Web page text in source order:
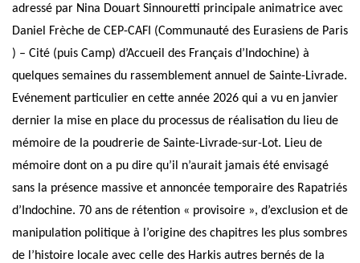
adressé par Nina Douart Sinnouretti principale animatrice avec
Daniel Frèche de CEP-CAFI (Communauté des Eurasiens de Paris
) – Cité (puis Camp) d’Accueil des Français d’Indochine) à
quelques semaines du rassemblement annuel de Sainte-Livrade.
Evénement particulier en cette année 2026 qui a vu en janvier
dernier la mise en place du processus de réalisation du lieu de
mémoire de la poudrerie de Sainte-Livrade-sur-Lot. Lieu de
mémoire dont on a pu dire qu’il n’aurait jamais été envisagé
sans la présence massive et annoncée temporaire des Rapatriés
d’Indochine. 70 ans de rétention « provisoire », d’exclusion et de
manipulation politique à l’origine des chapitres les plus sombres
de l’histoire locale avec celle des Harkis autres bernés de la